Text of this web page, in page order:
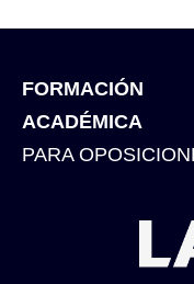
FORMACIÓN
ACADÉMICA
PARA